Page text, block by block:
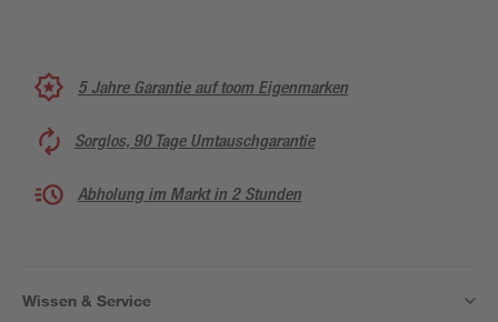
5 Jahre Garantie auf toom Eigenmarken
Sorglos, 90 Tage Umtauschgarantie
Abholung im Markt in 2 Stunden
Wissen & Service